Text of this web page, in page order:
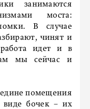
занимаются
моста:
В случае
чинят и
идет и в
мы сейчас и
помещения
виде бочек – их